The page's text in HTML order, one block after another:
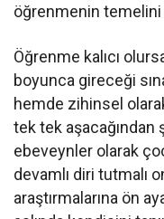
öğrenmenin temelini
Öğrenme kalıcı
boyunca gireceği
hemde zihinsel
tek tek aşacağından
ebeveynler olarak
devamlı diri tutmalı
araştırmalarına ön